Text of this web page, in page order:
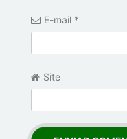
E-mail *
Site